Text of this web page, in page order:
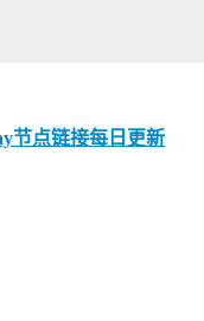
节点链接每日更新